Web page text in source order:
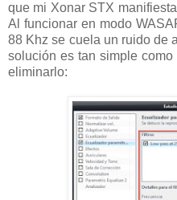
que mi Xonar STX
Al funcionar en modo
88 Khz se cuela un ruido de
solución es tan simple
eliminarlo: